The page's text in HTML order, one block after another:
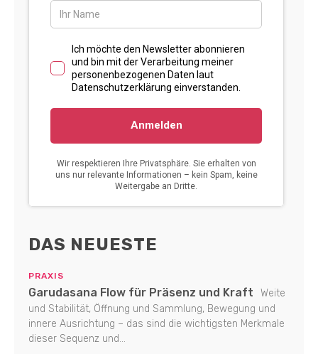
DAS NEUESTE
PRAXIS
Garudasana Flow für Präsenz und Kraft
Weite
und Stabilität, Öffnung und Sammlung, Bewegung und
innere Ausrichtung – das sind die wichtigsten Merkmale
dieser Sequenz und...